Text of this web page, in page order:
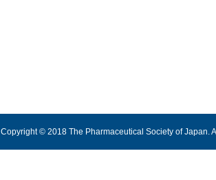
Copyright © 2018 The Pharmaceutical Society of Japan.